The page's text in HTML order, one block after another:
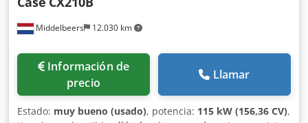
Middelbeers 12.030 km
Información de
precio
Llamar
Estado: muy bueno (usado), potencia: 115 kW (156,36 CV),